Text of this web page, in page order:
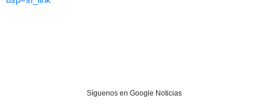
Síguenos en Google Noticias